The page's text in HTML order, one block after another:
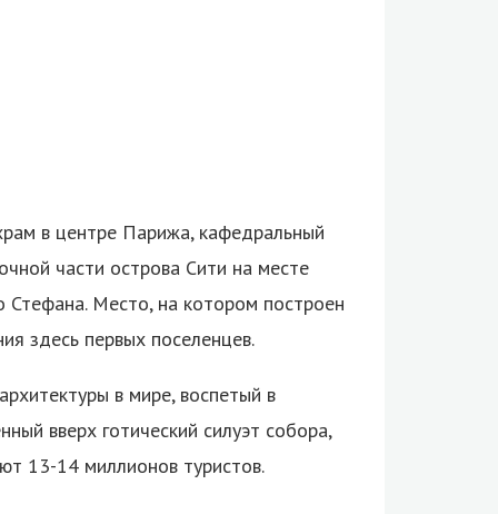
в центре Парижа, кафедральный
части острова Сити на месте
Стефана.Место, на котором построен
здесь первых поселенцев.
в мире, воспетый в
вверх готический силуэт собора,
13-14 миллионов туристов.